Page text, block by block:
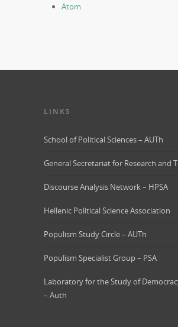
Atom
LINKS
School of Political Sciences – AUTh
General Secretariat for Research and
Discourse Analysis Network – HPSA
Hellenic Political Science Association
Populism Study Circle – AUTh
Populism Specialist Group – PSA
Laboratory for the Study of
– Auth